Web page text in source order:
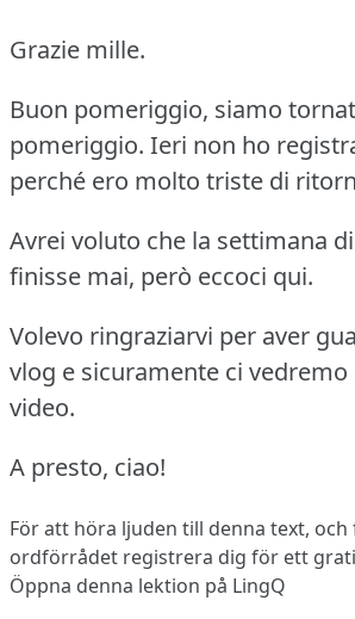
Grazie mille.
Buon pomeriggio, siamo
pomeriggio. Ieri non ho
perché ero molto triste di
Avrei voluto che la settimana
finisse mai, però eccoci qui.
Volevo ringraziarvi per aver
vlog e sicuramente ci
video.
A presto, ciao!
För att höra ljuden till denna text,
ordförrådet registrera dig för ett
Öppna denna lektion på LingQ